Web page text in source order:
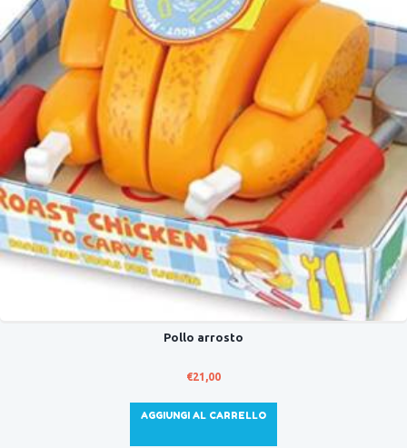
Pollo arrosto
€21,00
AGGIUNGI AL CARRELLO